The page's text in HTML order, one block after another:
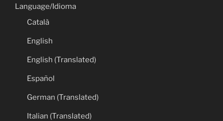
Language/Idioma
Català
English
English (Translated)
Español
German (Translated)
Italian (Translated)